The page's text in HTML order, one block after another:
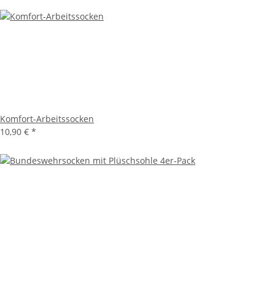
Komfort-Arbeitssocken
10,90 € *